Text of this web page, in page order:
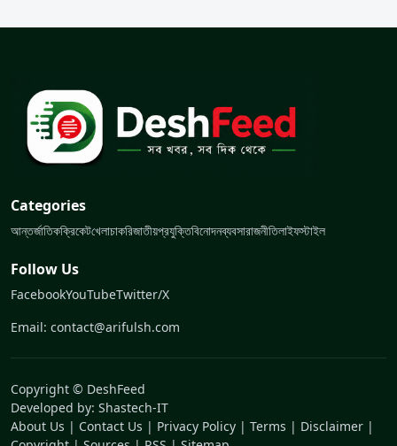
Categories
আন্তর্জাতিকক্রিকেটখেলাচাকরিজাতীয়প্রযুক্তিবিনোদনব্যবসারাজনীতিলাইফস্টাইল
Follow Us
FacebookYouTubeTwitter/X
Email: contact@arifulsh.com
Copyright © DeshFeed
Developed by: Shastech-IT
About Us | Contact Us | Privacy Policy | Terms | Disclaimer |